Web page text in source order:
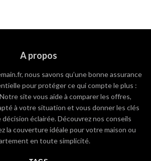
A propos
nous savons qu’une bonne assurance
pour protéger ce qui compte le plus :
site vous aide à comparer les offres,
à votre situation et vous donner les clés
éclairée. Découvrez nos conseils
la couverture idéale pour votre maison ou
en toute simplicité.